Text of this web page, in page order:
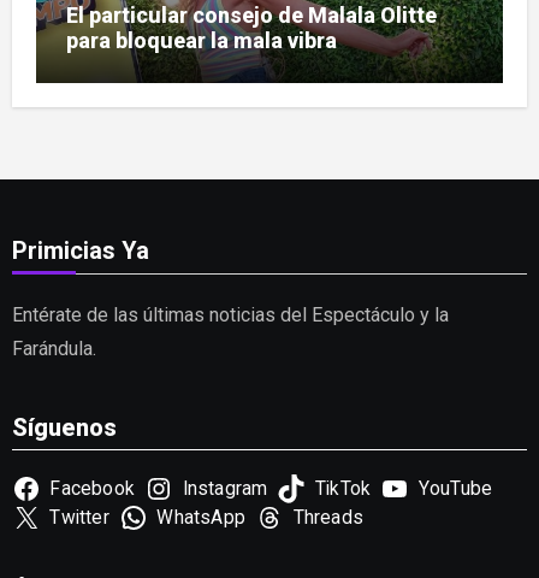
El particular consejo de Malala Olitte
para bloquear la mala vibra
Primicias Ya
Entérate de las últimas noticias del Espectáculo y la
Farándula.
Síguenos
Facebook Instagram TikTok
YouTube
Twitter
WhatsApp Threads